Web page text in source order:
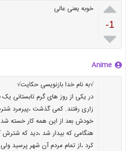

-1

خوبه یعنی عالی
Anime
√به نام خدا بازنویسی حکایت√
در یکی از روز های گرم تابستانی
زاری رفتند. کمی گذشت ،پیرمرد
خودش بعد از این همه کار خسته
هنگامی که بیدار شد ،دید که
کرد ،از تمام مردم آن شهر پرسید